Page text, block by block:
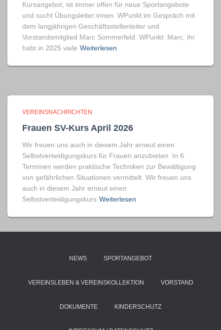
Kursangebot, ist immer offen für neue Sportangebote
und sucht Übungsleiter:innen. WPunkt im Gespräch mit
dem langjährigen Geschäftsstellenleiter und
Vorstandsmitglied Marc Sommerfeld. WPunkt: Marc, ihr
habt in 2025 viele Weiterlesen
VEREINSNACHRICHTEN
Frauen SV-Kurs April 2026
Wir freuen uns auch in diesem Jahr erneut einen
Selbstverteidigungskurs für Frauen anzubieten. In 6
Terminen werden praktische Techniken zur Bewältigung
von gefährlichen Situationen vermittelt. Wir freuen uns
auch in diesem Jahr erneut einen
Selbstverteidigungskurs Weiterlesen
NEWS SPORTANGEBOT
VEREINSLEBEN & VEREINSKOLLEKTION VORSTAND
DOKUMENTE KINDERSCHUTZ